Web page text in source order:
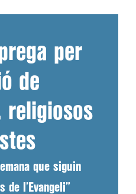
per
de
religiosos
que siguin
de l’Evangeli”